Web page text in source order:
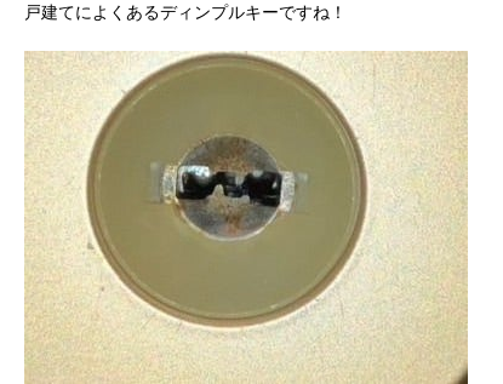
戸建てによくあるディンプルキーですね！